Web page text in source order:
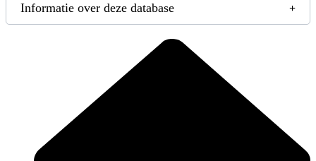
Informatie over deze database